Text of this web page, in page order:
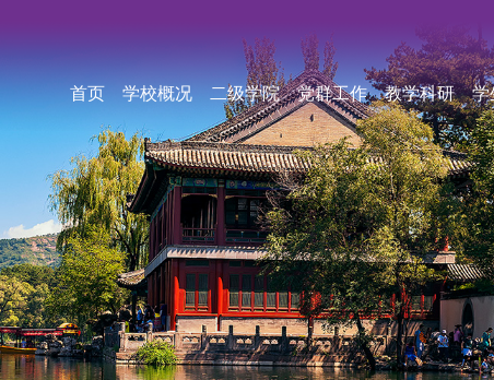
首页 学校概况 二级学院 党群工作 教学科研 学